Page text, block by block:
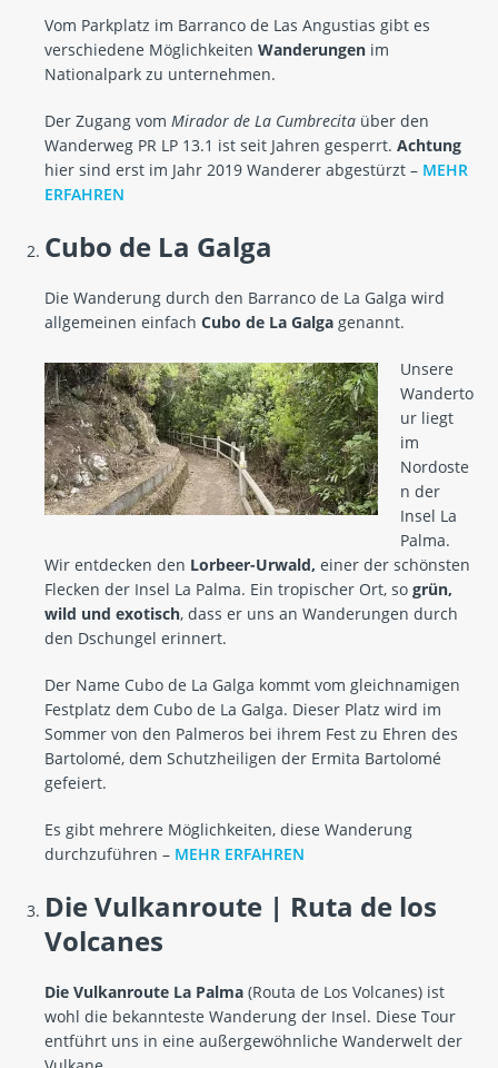
Vom Parkplatz im Barranco de Las Angustias gibt es
verschiedene Möglichkeiten Wanderungen im
Nationalpark zu unternehmen.
Der Zugang vom Mirador de La Cumbrecita über den
Wanderweg PR LP 13.1 ist seit Jahren gesperrt. Achtung
hier sind erst im Jahr 2019 Wanderer abgestürzt – MEHR
ERFAHREN
Cubo de La Galga
Die Wanderung durch den Barranco de La Galga wird
allgemeinen einfach Cubo de La Galga genannt.
Unsere
Wanderto
ur liegt
im
Nordoste
n der
Insel La
Palma.
Wir entdecken den Lorbeer-Urwald, einer der schönsten
Flecken der Insel La Palma. Ein tropischer Ort, so grün,
wild und exotisch, dass er uns an Wanderungen durch
den Dschungel erinnert.
Der Name Cubo de La Galga kommt vom gleichnamigen
Festplatz dem Cubo de La Galga. Dieser Platz wird im
Sommer von den Palmeros bei ihrem Fest zu Ehren des
Bartolomé, dem Schutzheiligen der Ermita Bartolomé
gefeiert.
Es gibt mehrere Möglichkeiten, diese Wanderung
durchzuführen – MEHR ERFAHREN
Die Vulkanroute | Ruta de los
Volcanes
Die Vulkanroute La Palma (Routa de Los Volcanes) ist
wohl die bekannteste Wanderung der Insel. Diese Tour
entführt uns in eine außergewöhnliche Wanderwelt der